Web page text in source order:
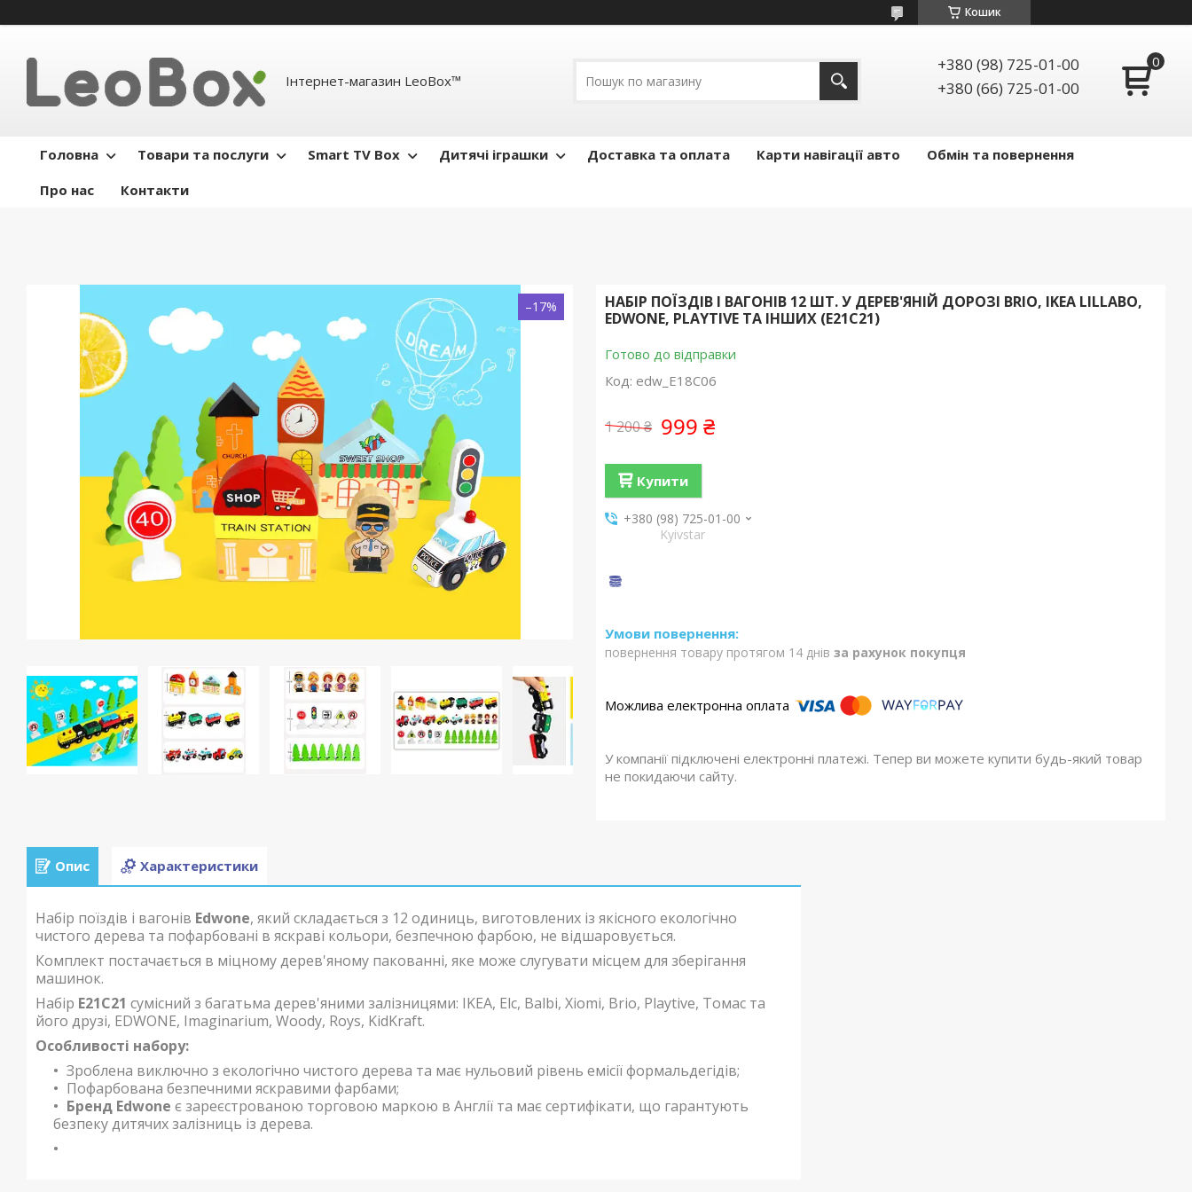
Кошик
Інтернет-магазин LeoBox™
+380 (98) 725-01-00
+380 (66) 725-01-00
Головна Товари та послуги Smart TV Box Дитячі іграшки Доставка та оплата Карти навігації авто
Обмін та повернення
Про нас
Контакти
–17%
НАБІР ПОЇЗДІВ І ВАГОНІВ 12 ШТ. У ДЕРЕВ'ЯНІЙ ДОРОЗІ BRIO, IKEA LILLABO,
EDWONE, PLAYTIVE ТА ІНШИХ (E21C21)
Готово до відправки
Код: edw_E18C06
1 200 ₴ 999 ₴
Купити
+380 (98) 725-01-00
Kyivstar
повернення товару протягом 14 днів за рахунок покупця
У компанії підключені електронні платежі. Тепер ви можете купити будь-який товар
не покидаючи сайту.
Опис Характеристики
Набір поїздів і вагонів Edwone, який складається з 12 одиниць, виготовлених із якісного екологічно
чистого дерева та пофарбовані в яскраві кольори, безпечною фарбою, не відшаровується.
Комплект постачається в міцному дерев'яному пакованні, яке може слугувати місцем для зберігання
машинок.
Набір E21C21 сумісний з багатьма дерев'яними залізницями: IKEA, Elc, Balbi, Xiomi, Brio, Playtive, Томас та
його друзі, EDWONE, Imaginarium, Woody, Roys, KidKraft.
Особливості набору:
Зроблена виключно з екологічно чистого дерева та має нульовий рівень емісії формальдегідів;
Пофарбована безпечними яскравими фарбами;
Бренд Edwone є зареєстрованою торговою маркою в Англії та має сертифікати, що гарантують
безпеку дитячих залізниць із дерева.